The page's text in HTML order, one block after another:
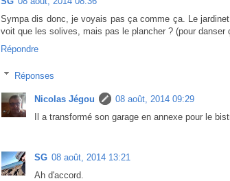
Sympa dis donc, je voyais pas ça comme ça. Le
voit que les solives, mais pas le plancher ? (pour danser
Répondre
Réponses
Nicolas Jégou
08 août, 2014 09:29
Il a transformé son garage en annexe pour le
SG 08 août, 2014 13:21
Ah d'accord.